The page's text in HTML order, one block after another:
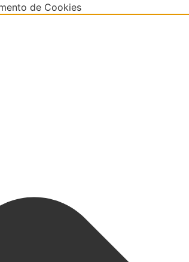
de Cookies